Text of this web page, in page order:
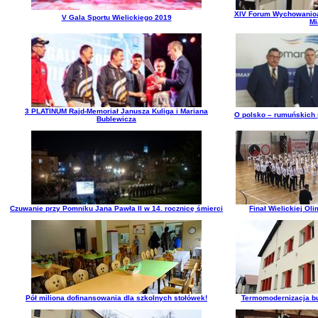
V Gala Sportu Wielickiego 2019
XIV Forum
3 PLATINUM Rajd-Memoriał Janusza Kuliga i Mariana
Bublewicza
O polsko – rumuńskich
Czuwanie przy Pomniku Jana Pawła II w 14. rocznicę śmierci Finał Wielickiej
Pół miliona dofinansowania dla szkolnych stołówek! Termomodernizacja